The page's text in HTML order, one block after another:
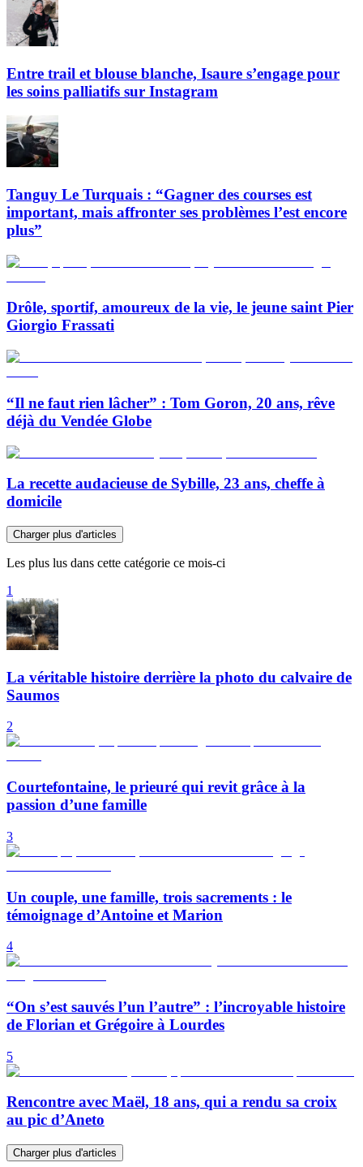
Entre trail et blouse blanche, Isaure s’engage pour
les soins palliatifs sur Instagram
Tanguy Le Turquais : “Gagner des courses est
important, mais affronter ses problèmes l’est encore
plus”
Drôle, sportif, amoureux de la vie, le jeune saint Pier
Giorgio Frassati
“Il ne faut rien lâcher” : Tom Goron, 20 ans, rêve
déjà du Vendée Globe
La recette audacieuse de Sybille, 23 ans, cheffe à
domicile
Charger plus d'articles
Les plus lus dans cette catégorie ce mois-ci
1
La véritable histoire derrière la photo du calvaire de
Saumos
2
Courtefontaine, le prieuré qui revit grâce à la
passion d’une famille
3
Un couple, une famille, trois sacrements : le
témoignage d’Antoine et Marion
4
“On s’est sauvés l’un l’autre” : l’incroyable histoire
de Florian et Grégoire à Lourdes
5
Rencontre avec Maël, 18 ans, qui a rendu sa croix
au pic d’Aneto
Charger plus d'articles